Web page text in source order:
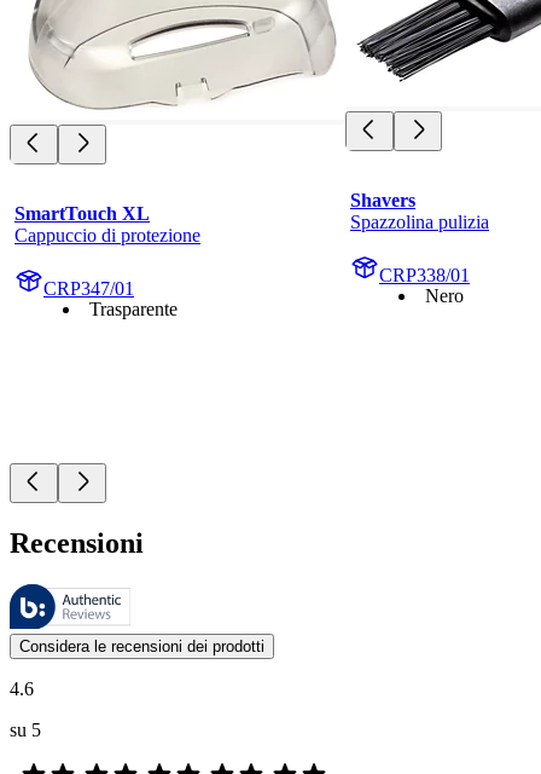
SmartTouch XL
Cappuccio di protezione
CRP347/01
Trasparente
Shavers
Spazzolina pulizia
CRP338/01
Nero
Recensioni
Queste recensioni sono gestite da Bazaarvoice e sono conformi
Le valutazioni dei prodotti e le classificazioni in stelle da parte degli
Considera le recensioni dei prodotti
4.6
su 5